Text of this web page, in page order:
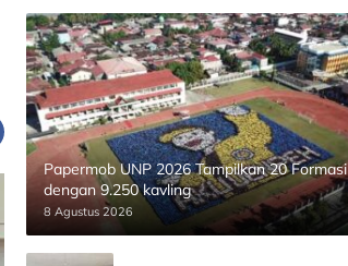
Papermob UNP 2026 Tampilkan 20 Formasi
dengan 9.250 kavling
8 Agustus 2026